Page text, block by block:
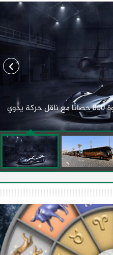
هينيسي تطرح طراز (بلاك بيرد) بقوة 850 حصانًا مع ناقل حركة يدوي